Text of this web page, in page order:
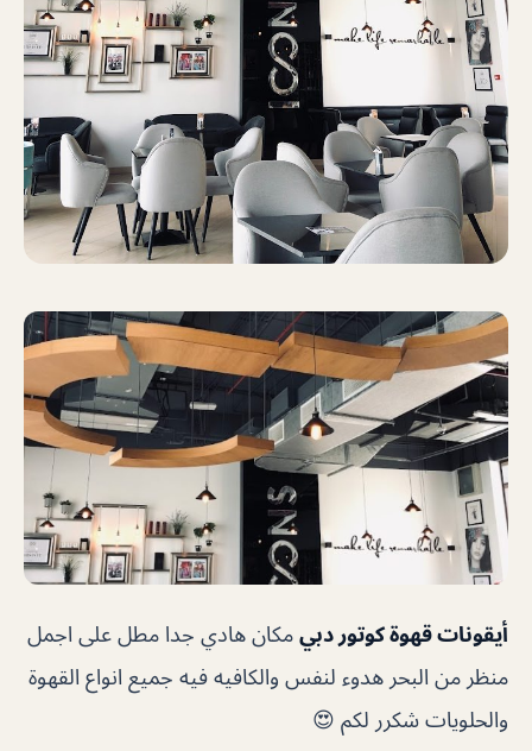
أيقونات قهوة كوتور دبي مكان هادي جدا مطل على اجمل
منظر من البحر هدوء لنفس والكافيه فيه جميع انواع القهوة
والحلويات شكرر لكم 😍